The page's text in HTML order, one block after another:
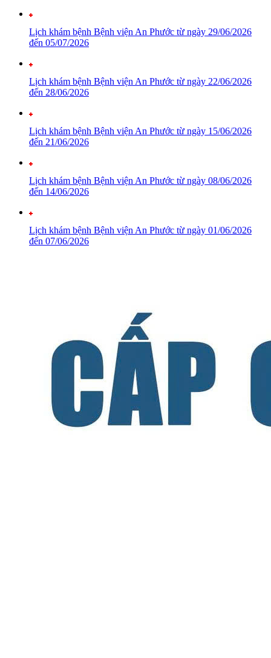
Lịch khám bệnh Bệnh viện An Phước từ ngày 29/06/2026
đến 05/07/2026
Lịch khám bệnh Bệnh viện An Phước từ ngày 22/06/2026
đến 28/06/2026
Lịch khám bệnh Bệnh viện An Phước từ ngày 15/06/2026
đến 21/06/2026
Lịch khám bệnh Bệnh viện An Phước từ ngày 08/06/2026
đến 14/06/2026
Lịch khám bệnh Bệnh viện An Phước từ ngày 01/06/2026
đến 07/06/2026